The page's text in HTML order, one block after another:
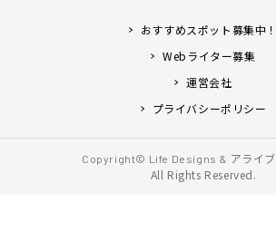
おすすめスポット募集中！
Webライター募集
運営会社
プライバシーポリシー
Copyright© Life Designs & アライ
All Rights Reserved.